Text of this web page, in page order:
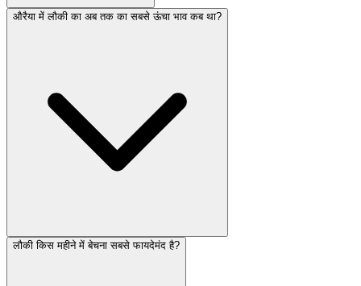
औरैया में लौकी का अब तक का सबसे ऊंचा भाव कब था?
लौकी किस महीने में बेचना सबसे फायदेमंद है?